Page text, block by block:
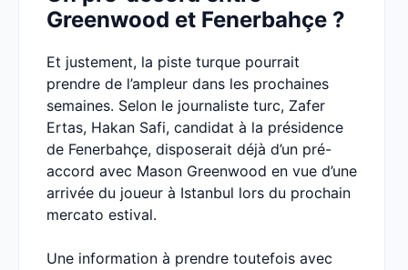
Greenwood et Fenerbahçe ?
Et justement, la piste turque pourrait
prendre de l’ampleur dans les prochaines
semaines. Selon le journaliste turc, Zafer
Ertas, Hakan Safi, candidat à la présidence
de Fenerbahçe, disposerait déjà d’un pré-
accord avec Mason Greenwood en vue d’une
arrivée du joueur à Istanbul lors du prochain
mercato estival.
Une information à prendre toutefois avec